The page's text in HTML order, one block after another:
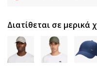
Διατίθεται σε μερικά